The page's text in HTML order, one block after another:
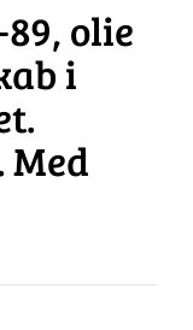
olie
i
Med